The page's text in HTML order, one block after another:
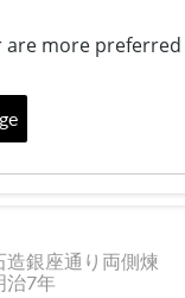
銀座通り両側煉
7年
are more